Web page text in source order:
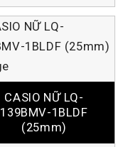
CASIO NỮ LQ-
139BMV-1BLDF
(25mm)